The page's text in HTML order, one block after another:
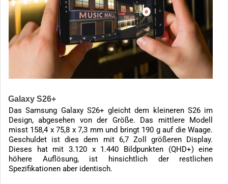
Galaxy S26+
Das Samsung Galaxy S26+ gleicht dem kleineren S26 im
Design, abgesehen von der Größe. Das mittlere Modell
misst 158,4 x 75,8 x 7,3 mm und bringt 190 g auf die Waage.
Geschuldet ist dies dem mit 6,7 Zoll größeren Display.
Dieses hat mit 3.120 x 1.440 Bildpunkten (QHD+) eine
höhere Auflösung, ist hinsichtlich der restlichen
Spezifikationen aber identisch.